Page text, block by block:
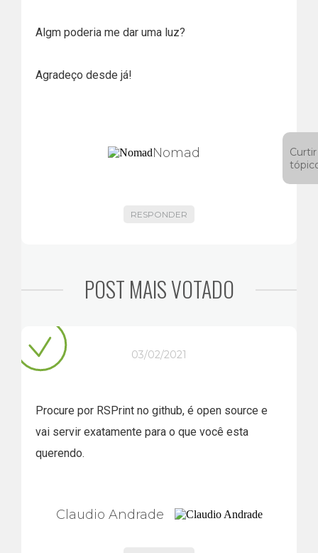
Algm poderia me dar uma luz?
Agradeço desde já!
Nomad
Curtir
RESPONDER
POST MAIS VOTADO
03/02/2021
Procure por RSPrint no github, é open source e
vai servir exatamente para o que você esta
querendo.
Claudio Andrade